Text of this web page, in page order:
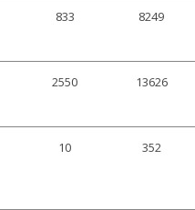
833 8249
2550 13626
10 352